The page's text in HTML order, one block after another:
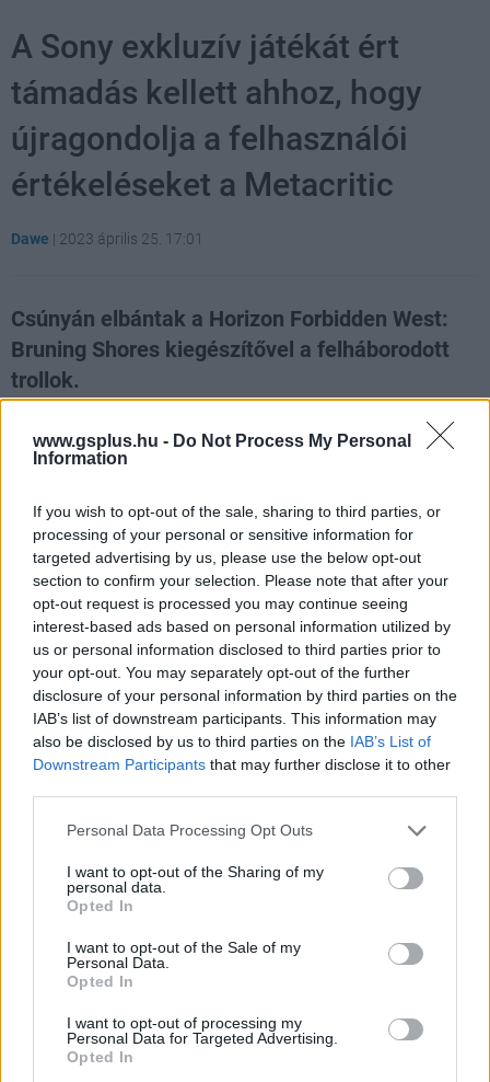
www.gsplus.hu - Do Not Process My Personal
Information
If you wish to opt-out of the sale, sharing to third parties, or
processing of your personal or sensitive information for
targeted advertising by us, please use the below opt-out
section to confirm your selection. Please note that after your
opt-out request is processed you may continue seeing
interest-based ads based on personal information utilized by
us or personal information disclosed to third parties prior to
your opt-out. You may separately opt-out of the further
disclosure of your personal information by third parties on the
IAB’s list of downstream participants. This information may
also be disclosed by us to third parties on the IAB’s List of
Downstream Participants that may further disclose it to other
Please note that this website/app uses one or more Google
not limited to your visit or usage behaviour. You may click to
grant or deny consent to Google and its third-party tags to
use your data for below specified purposes in below Google
consent section.
Personal Data Processing Opt Outs
I want to opt-out of the Sharing of my
personal data.
Opted In
I want to opt-out of the Sale of my
Personal Data.
Opted In
I want to opt-out of processing my
Personal Data for Targeted Advertising.
Opted In
A Sony exkluzív játékát ért
támadás kellett ahhoz, hogy
újragondolja a felhasználói
értékeléseket a Metacritic
Dawe | 2023 április 25. 17:01
Csúnyán elbántak a Horizon Forbidden West:
Bruning Shores kiegészítővel a felháborodott
trollok.
21.86%
bombing-ot hajtottak végre a Horizon Forbidden West
első kiegészítője, aBurning Shores ellen. A múlt héten
kiadott DLC-nek sokan dicsérték a látványvilágát és a
játékmenetét is, azonban a történet egy pontja miatt
sokan kiakadtak és egymás után írták a negatív
kritikákat a Metacritic felületére, ahol a DLC egy ponton
2,7-es értékelésig süllyedt.
Innentől kisebb spoilerek előfordulhatnak, úgyhogy
csak az olvasson tovább, aki már kijátszotta a DLC
A problémát az okozta, hogy a bővítmény cselekménye
során Aloy találkozik Seyka-val, aki a Quen törzs tagja,
egy ambiciózus, a népe túléléséért küzdő katona. A
Burning Shores megjelenése előtt Seykáról annyit árultak
el, hogy Aloy egyenrangú partnere lesz. A DLC vége felé
pedig a játékosok dönthetnek úgy, hogy a két karakter
közti viszonyt romantikusabbra veszik, ekkor Aloy és